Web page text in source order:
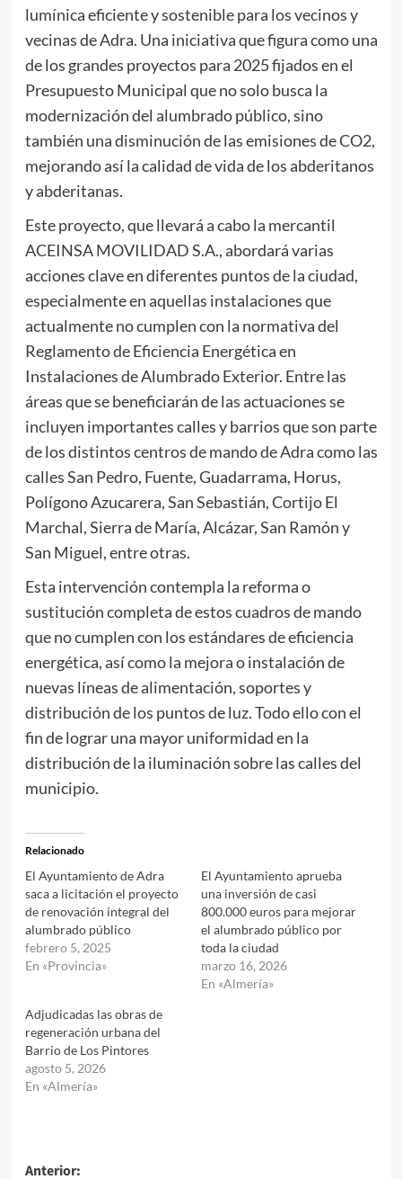
lumínica eficiente y sostenible para los vecinos y
vecinas de Adra. Una iniciativa que figura como una
de los grandes proyectos para 2025 fijados en el
Presupuesto Municipal que no solo busca la
modernización del alumbrado público, sino
también una disminución de las emisiones de CO2,
mejorando así la calidad de vida de los abderitanos
y abderitanas.
Este proyecto, que llevará a cabo la mercantil
ACEINSA MOVILIDAD S.A., abordará varias
acciones clave en diferentes puntos de la ciudad,
especialmente en aquellas instalaciones que
actualmente no cumplen con la normativa del
Reglamento de Eficiencia Energética en
Instalaciones de Alumbrado Exterior. Entre las
áreas que se beneficiarán de las actuaciones se
incluyen importantes calles y barrios que son parte
de los distintos centros de mando de Adra como las
calles San Pedro, Fuente, Guadarrama, Horus,
Polígono Azucarera, San Sebastián, Cortijo El
Marchal, Sierra de María, Alcázar, San Ramón y
San Miguel, entre otras.
Esta intervención contempla la reforma o
sustitución completa de estos cuadros de mando
que no cumplen con los estándares de eficiencia
energética, así como la mejora o instalación de
nuevas líneas de alimentación, soportes y
distribución de los puntos de luz. Todo ello con el
fin de lograr una mayor uniformidad en la
distribución de la iluminación sobre las calles del
municipio.
Relacionado
El Ayuntamiento de Adra
saca a licitación el proyecto
de renovación integral del
alumbrado público
febrero 5, 2025
En «Provincia»
El Ayuntamiento aprueba
una inversión de casi
800.000 euros para mejorar
el alumbrado público por
toda la ciudad
marzo 16, 2026
En «Almería»
Adjudicadas las obras de
regeneración urbana del
Barrio de Los Pintores
agosto 5, 2026
En «Almería»
Anterior: